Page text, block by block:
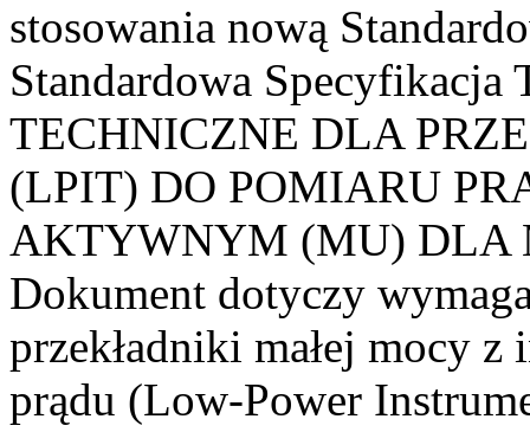
stosowania nową
Standardowa
TECHNICZNE DLA
(LPIT) DO POMIARU
AKTYWNYM (MU) DLA
Dokument dotyczy
przekładniki małej mocy
prądu (Low-Power